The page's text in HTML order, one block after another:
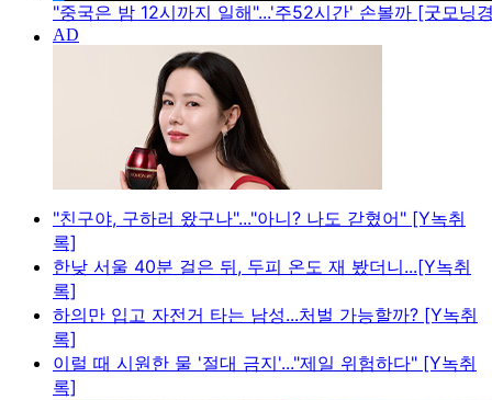
"중국은 밤 12시까지 일해"...'주52시간' 손볼까 [굿모닝
"친구야, 구하러 왔구나"..."아니? 나도 갇혔어" [Y녹취
록]
한낮 서울 40분 걸은 뒤, 두피 온도 재 봤더니...[Y녹취
록]
하의만 입고 자전거 타는 남성...처벌 가능할까? [Y녹취
록]
이럴 때 시원한 물 '절대 금지'..."제일 위험하다" [Y녹취
록]